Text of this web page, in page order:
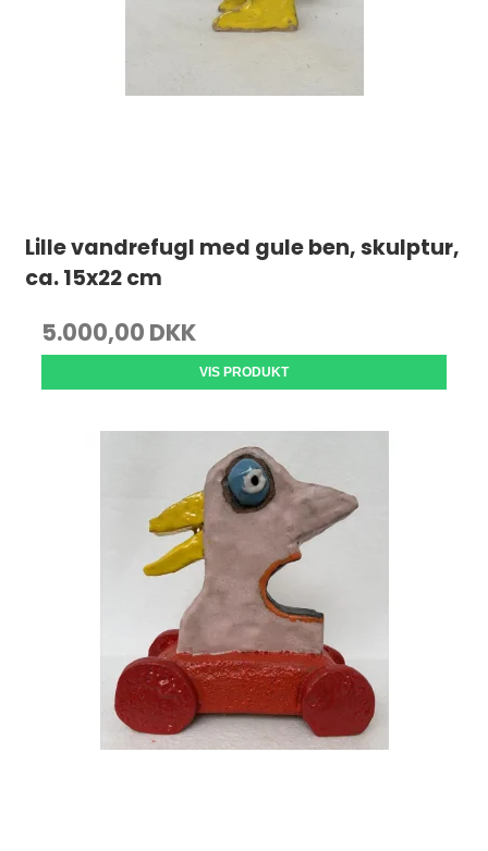
Lille vandrefugl med gule ben, skulptur,
ca. 15x22 cm
5.000,00 DKK
VIS PRODUKT